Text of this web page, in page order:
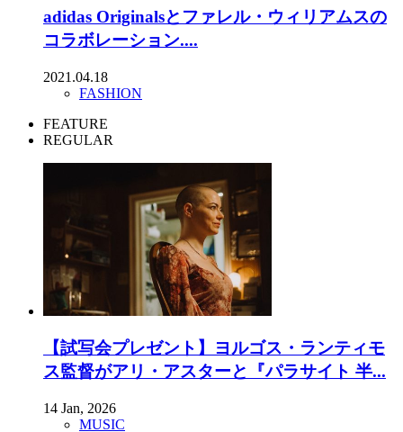
adidas Originalsとファレル・ウィリアムスの
コラボレーション....
2021.04.18
FASHION
FEATURE
REGULAR
【試写会プレゼント】ヨルゴス・ランティモ
ス監督がアリ・アスターと『パラサイト 半...
14 Jan, 2026
MUSIC